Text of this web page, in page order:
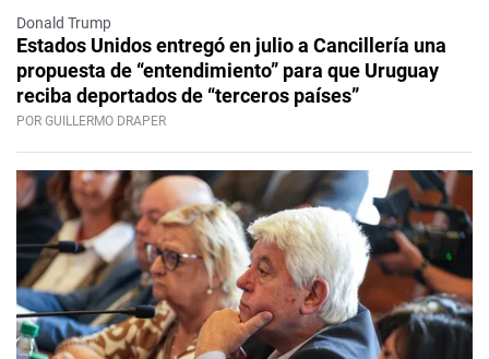
Donald Trump
Estados Unidos entregó en julio a Cancillería una
propuesta de “entendimiento” para que Uruguay
reciba deportados de “terceros países”
POR GUILLERMO DRAPER